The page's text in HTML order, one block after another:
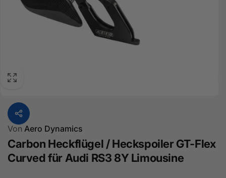
Von Aero Dynamics
Carbon Heckflügel / Heckspoiler GT-Flex
Curved für Audi RS3 8Y Limousine